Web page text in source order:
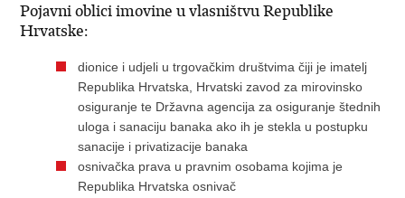
Pojavni oblici imovine u vlasništvu Republike
Hrvatske:
dionice i udjeli u trgovačkim društvima čiji je imatelj
Republika Hrvatska, Hrvatski zavod za mirovinsko
osiguranje te Državna agencija za osiguranje štednih
uloga i sanaciju banaka ako ih je stekla u postupku
sanacije i privatizacije banaka
osnivačka prava u pravnim osobama kojima je
Republika Hrvatska osnivač